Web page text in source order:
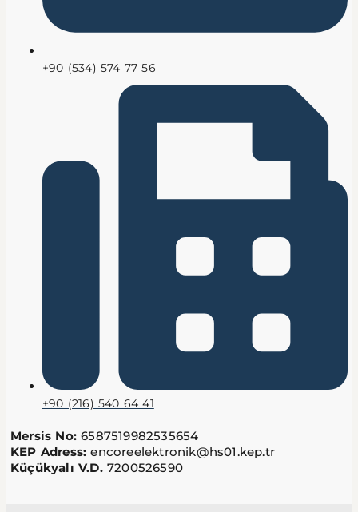
+90 (534) 574 77 56
+90 (216) 540 64 41
Mersis No:6587519982535654
KEP Adress:encoreelektronik@hs01.kep.tr
Küçükyalı V.D. 7200526590